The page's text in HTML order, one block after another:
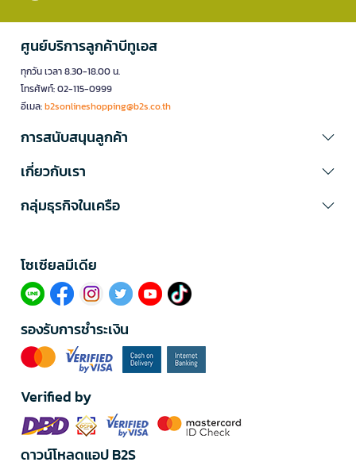
ศูนย์บริการลูกค้าบีทูเอส
ทุกวัน เวลา 8.30-18.00 น.
โทรศัพท์: 02-115-0999
อีเมล:b2sonlineshopping@b2s.co.th
การสนับสนุนลูกค้า
เกี่ยวกับเรา
กลุ่มธุรกิจในเครือ
โซเซียลมีเดีย​
รองรับการชำระเงิน
Verified by
ดาวน์โหลดแอป B2S